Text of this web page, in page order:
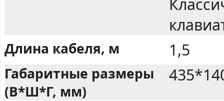
Длина кабеля, м 1,5
Габаритные размеры
(В*Ш*Г, мм)